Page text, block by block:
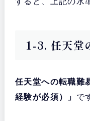
1-3. 任天堂
任天堂への転職難
経験が必須）」 で